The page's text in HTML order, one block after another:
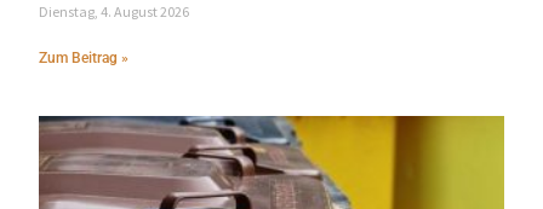
Dienstag, 4. August 2026
Zum Beitrag »